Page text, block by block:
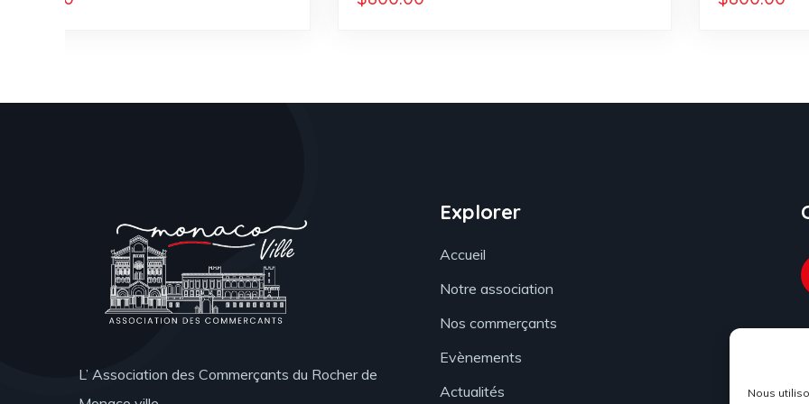
Nous
L’ Association des Commerçants du Rocher de
Explorer
Accueil
Notre association
Nos commerçants
Evènements
Actualités